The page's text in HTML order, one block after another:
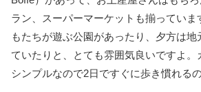
ラン、スーパーマーケットも揃ってい
もたちが遊ぶ公園があったり、夕方は地
ていたりと、とても雰囲気良いですよ。
シンプルなので2日ですぐに歩き慣れる